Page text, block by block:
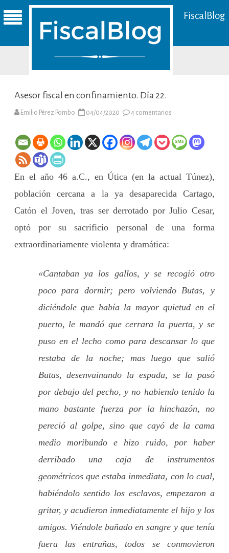
FiscalBlog
Asesor fiscal en confinamiento. Día 22.
Emilio Pérez Pombo 04/04/2020 4 comentarios
en
confinamiento.
Día
En el año 46 a.C., en Útica (en la actual Túnez),
población cercana a la ya desaparecida Cartago,
Catón el Joven, tras ser derrotado por Julio Cesar,
optó por su sacrificio personal de una forma
extraordinariamente violenta y dramática:
«Cantaban ya los gallos, y se recogió otro
poco para dormir; pero volviendo Butas, y
diciéndole que había la mayor quietud en el
puerto, le mandó que cerrara la puerta, y se
puso en el lecho como para descansar lo que
restaba de la noche; mas luego que salió
Butas, desenvainando la espada, se la pasó
por debajo del pecho, y no habiendo tenido la
mano bastante fuerza por la hinchazón, no
pereció al golpe, sino que cayó de la cama
medio moribundo e hizo ruido, por haber
derribado una caja de instrumentos
geométricos que estaba inmediata, con lo cual,
habiéndolo sentido los esclavos, empezaron a
gritar, y acudieron inmediatamente el hijo y los
amigos. Viéndole bañado en sangre y que tenía
fuera las entrañas, todos se conmovieron